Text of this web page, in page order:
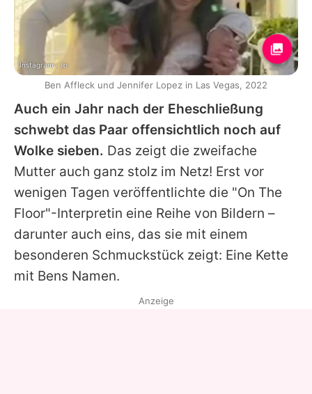
Auch ein Jahr nach der Eheschließung
schwebt das Paar offensichtlich noch auf
Wolke sieben. Das zeigt die zweifache
Mutter auch ganz stolz im Netz! Erst vor
wenigen Tagen veröffentlichte die "On The
Floor"-Interpretin eine Reihe von Bildern –
darunter auch eins, das sie mit einem
besonderen Schmuckstück zeigt: Eine Kette
mit Bens Namen.
Instagram / jlo
Ben Affleck und Jennifer Lopez in Las Vegas, 2022
Anzeige